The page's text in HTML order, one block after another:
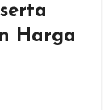
Harga